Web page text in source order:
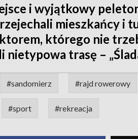
i wyjątkowy
mieszkańcy i
którego nie
nietypowa trasę –
#sandomierz #rajd rowerowy
#sport #rekreacja